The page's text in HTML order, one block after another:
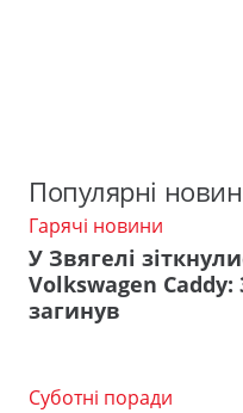
Популярні
Гарячі новини
У Звягелі
Volkswagen
загинув
Суботні поради